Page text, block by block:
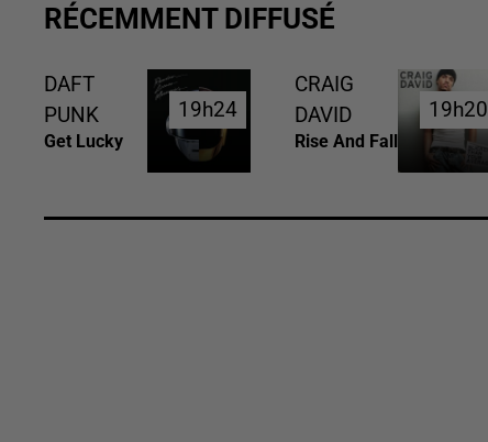
RÉCEMMENT DIFFUSÉ
DAFT
PUNK
Get Lucky
19h24
19h24
CRAIG
DAVID
Rise And Fall
19h20
19h20